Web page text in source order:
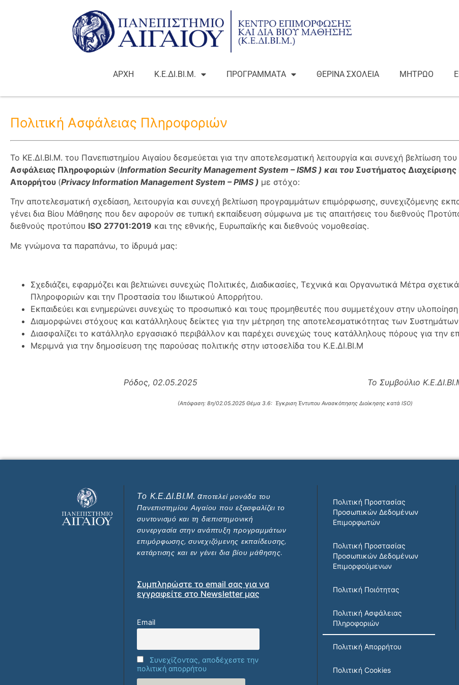
ΑΡΧΗ Κ.Ε.ΔΙ.ΒΙ.Μ. ΠΡΟΓΡΑΜΜΑΤΑ ΘΕΡΙΝΑ ΣΧΟΛΕΙΑ ΜΗΤΡΩΟ
Πολιτική Ασφάλειας Πληροφοριών
To ΚΕ.ΔΙ.ΒΙ.Μ. του Πανεπιστημίου Αιγαίου δεσμεύεται για την αποτελεσματική λειτουργία και συνεχή βελτίωση του
Ασφάλειας Πληροφοριών (Information Security Management System – ISMS) και του Συστήματος
Απορρήτου (Privacy Information Management System – PIMS) με στόχο:
Την αποτελεσματική σχεδίαση, λειτουργία και συνεχή βελτίωση προγραμμάτων επιμόρφωσης, συνεχιζόμενης
γένει δια Βίου Μάθησης που δεν αφορούν σε τυπική εκπαίδευση σύμφωνα με τις απαιτήσεις του διεθνούς
διεθνούς προτύπου ISO 27701:2019 και της εθνικής, Ευρωπαϊκής και διεθνούς νομοθεσίας.
Με γνώμονα τα παραπάνω, το ίδρυμά μας:
Σχεδιάζει, εφαρμόζει και βελτιώνει συνεχώς Πολιτικές, Διαδικασίες, Τεχνικά και Οργανωτικά Μέτρα
Πληροφοριών και την Προστασία του Ιδιωτικού Απορρήτου.
Εκπαιδεύει και ενημερώνει συνεχώς το προσωπικό και τους προμηθευτές που συμμετέχουν στην
Διαμορφώνει στόχους και κατάλληλους δείκτες για την μέτρηση της αποτελεσματικότητας των Συστημάτων
Διασφαλίζει το κατάλληλο εργασιακό περιβάλλον και παρέχει συνεχώς τους κατάλληλους πόρους για την
Μεριμνά για την δημοσίευση της παρούσας πολιτικής στην ιστοσελίδα του Κ.Ε.ΔΙ.ΒΙ.Μ
Ρόδος, 02.05.2025 Το Συμβούλιο
(Απόφαση: 8η/02.05.2025 Θέμα 3.6: Έγκριση Έντυπου Ανασκόπησης Διοίκησης κατά ISO)
Το Κ.Ε.ΔΙ.ΒΙ.Μ. αποτελεί μονάδα του
Πανεπιστημίου Αιγαίου που εξασφαλίζει το
συντονισμό και τη διεπιστημονική
συνεργασία στην ανάπτυξη προγραμμάτων
επιμόρφωσης, συνεχιζόμενης εκπαίδευσης,
κατάρτισης και εν γένει δια βίου μάθησης.
Συμπληρώστε το email σας για να
εγγραφείτε στο Newsletter μας
Email
Συνεχίζοντας, αποδέχεστε την
πολιτική απορρήτου
Πολιτική Προστασίας
Προσωπικών Δεδομένων
Επιμορφωτών
Πολιτική Προστασίας
Προσωπικών Δεδομένων
Επιμορφούμενων
Πολιτική Ποιότητας
Πολιτική Ασφάλειας
Πληροφοριών
Πολιτική Απορρήτου
Πολιτική Cookies